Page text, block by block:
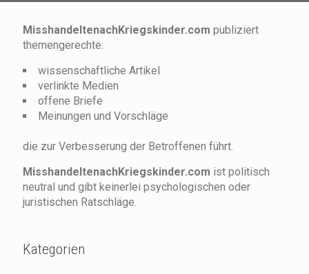
MisshandeltenachKriegskinder.com publiziert
themengerechte:
wissenschaftliche Artikel
verlinkte Medien
offene Briefe
Meinungen und Vorschläge
die zur Verbesserung der Betroffenen führt.
MisshandeltenachKriegskinder.com ist politisch
neutral und gibt keinerlei psychologischen oder
juristischen Ratschläge.
Kategorien